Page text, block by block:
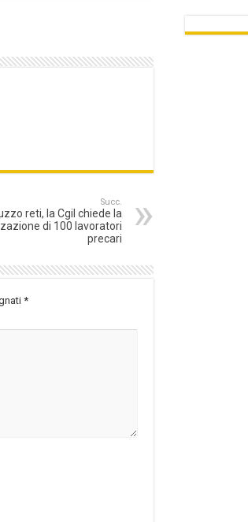
Succ.
reti, la Cgil chiede la
di 100 lavoratori
precari
*